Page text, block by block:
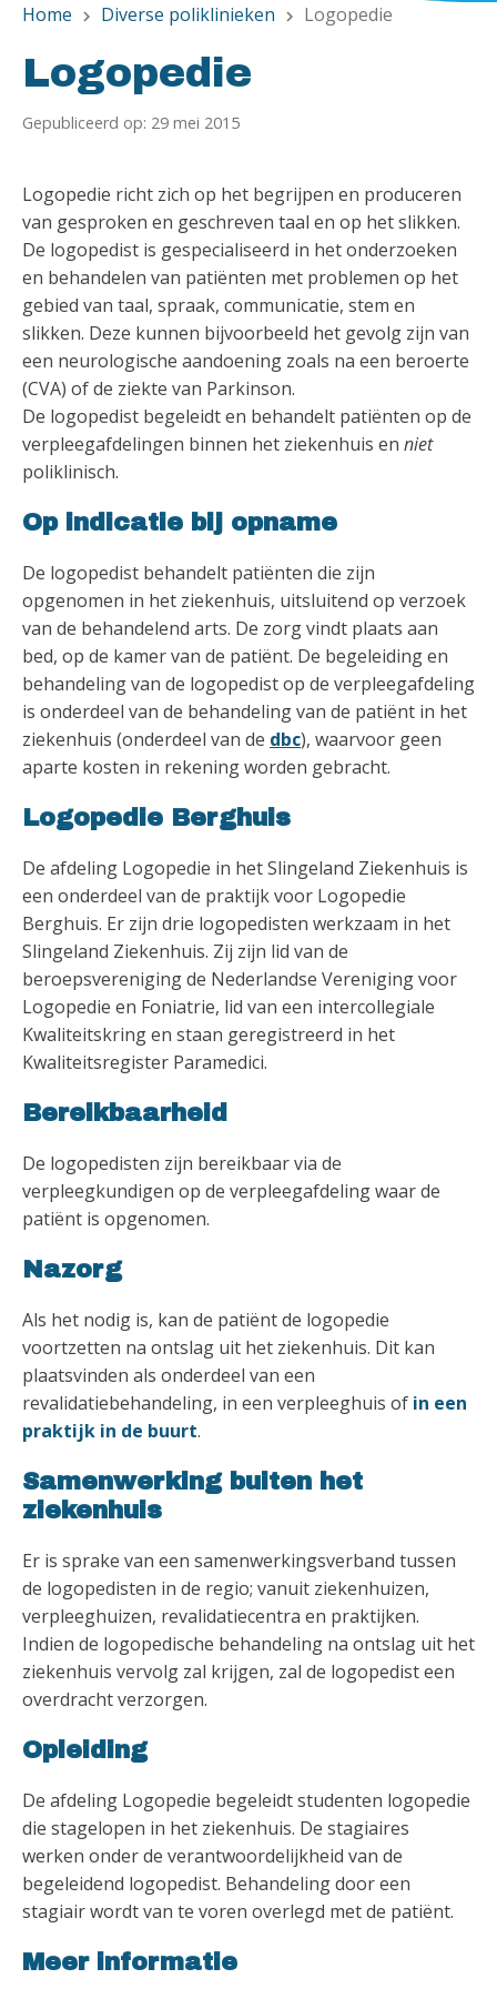
Home chevron_right Diverse poliklinieken chevron_right Logopedie
Logopedie
Gepubliceerd op: 29 mei 2015
Logopedie richt zich op het begrijpen en produceren
van gesproken en geschreven taal en op het slikken.
De logopedist is gespecialiseerd in het onderzoeken
en behandelen van patiënten met problemen op het
gebied van taal, spraak, communicatie, stem en
slikken. Deze kunnen bijvoorbeeld het gevolg zijn van
een neurologische aandoening zoals na een beroerte
(CVA) of de ziekte van Parkinson.
De logopedist begeleidt en behandelt patiënten op de
verpleegafdelingen binnen het ziekenhuis en niet
poliklinisch.
Op indicatie bij opname
De logopedist behandelt patiënten die zijn
opgenomen in het ziekenhuis, uitsluitend op verzoek
van de behandelend arts. De zorg vindt plaats aan
bed, op de kamer van de patiënt. De begeleiding en
behandeling van de logopedist op de verpleegafdeling
is onderdeel van de behandeling van de patiënt in het
ziekenhuis (onderdeel van de dbc), waarvoor geen
aparte kosten in rekening worden gebracht.
Logopedie Berghuis
De afdeling Logopedie in het Slingeland Ziekenhuis is
een onderdeel van de praktijk voor Logopedie
Berghuis. Er zijn drie logopedisten werkzaam in het
Slingeland Ziekenhuis. Zij zijn lid van de
beroepsvereniging de Nederlandse Vereniging voor
Logopedie en Foniatrie, lid van een intercollegiale
Kwaliteitskring en staan geregistreerd in het
Kwaliteitsregister Paramedici.
Bereikbaarheid
De logopedisten zijn bereikbaar via de
verpleegkundigen op de verpleegafdeling waar de
patiënt is opgenomen.
Nazorg
Als het nodig is, kan de patiënt de logopedie
voortzetten na ontslag uit het ziekenhuis. Dit kan
plaatsvinden als onderdeel van een
revalidatiebehandeling, in een verpleeghuis of in een
praktijk in de buurt.
Samenwerking buiten het
ziekenhuis
Er is sprake van een samenwerkingsverband tussen
de logopedisten in de regio; vanuit ziekenhuizen,
verpleeghuizen, revalidatiecentra en praktijken.
Indien de logopedische behandeling na ontslag uit het
ziekenhuis vervolg zal krijgen, zal de logopedist een
overdracht verzorgen.
Opleiding
De afdeling Logopedie begeleidt studenten logopedie
die stagelopen in het ziekenhuis. De stagiaires
werken onder de verantwoordelijkheid van de
begeleidend logopedist. Behandeling door een
stagiair wordt van te voren overlegd met de patiënt.
Meer informatie